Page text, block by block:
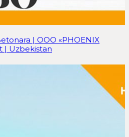
| ООО «PHOENIX
| Uzbekistan